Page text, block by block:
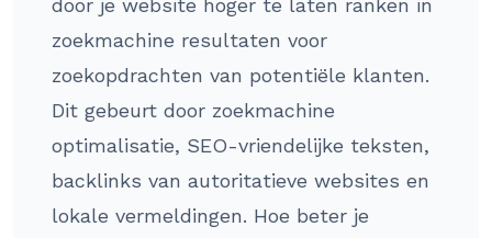
door je website hoger te laten ranken in
zoekmachine resultaten voor
zoekopdrachten van potentiële klanten.
Dit gebeurt door zoekmachine
optimalisatie, SEO-vriendelijke teksten,
backlinks van autoritatieve websites en
lokale vermeldingen. Hoe beter je